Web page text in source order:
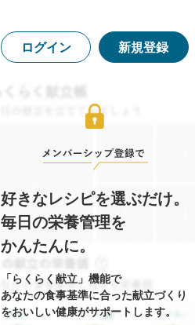
ログイン 新規登録
好きなレシピを選ぶだけ。
毎日の栄養管理を
かんたんに。
「らくらく献立」機能で
あなたの食事基準に合った献立づくり
をおいしい健康がサポートします。